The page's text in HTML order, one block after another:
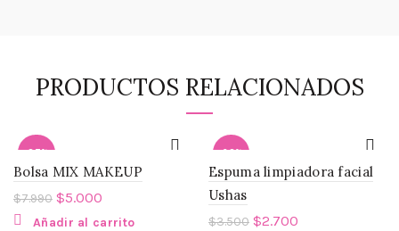
PRODUCTOS RELACIONADOS
-37%
Bolsa MIX MAKEUP
$7.990 $5.000
Añadir al carrito
-23%
SOLD
OUT
Espuma limpiadora facial
Ushas
$3.500 $2.700